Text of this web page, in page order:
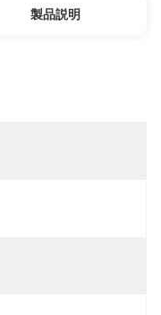
製品説明